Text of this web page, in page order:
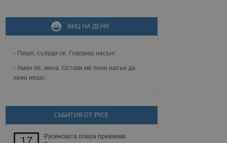
ВИЦ НА ДЕНЯ
- Пешо, събуди се. Говориш насън!
- Аман бе, жена. Остави ме поне насън да
кажа нещо...
СЪБИТИЯ ОТ РУСЕ
Русенската опера превзема
зададена от уеб
MVC
известно като
Той не съдържа
при затваряне
политики и
сесии.
между хората